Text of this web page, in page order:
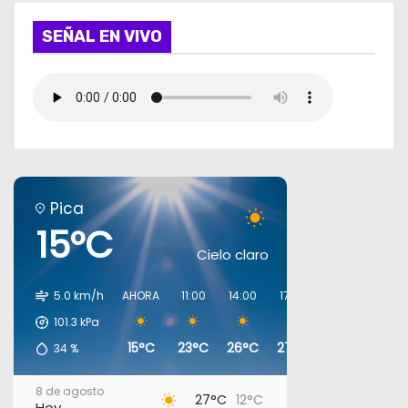
SEÑAL EN VIVO
Pica
15°C Cielo claro
5.0 km/h
101.3 kPa
34 %
AHORA
15°C
11:00
23°C
14:00
26°C
17:00
27°C
8 de agosto 27°C 12°C